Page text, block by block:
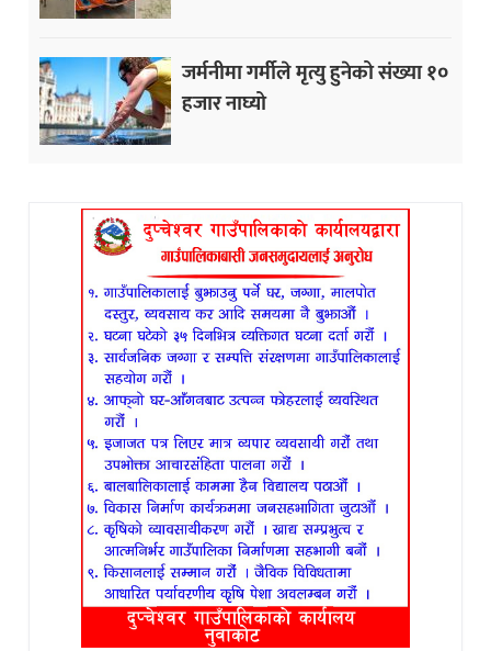
जर्मनीमा गर्मीले मृत्यु हुनेको संख्या १०
हजार नाघ्यो